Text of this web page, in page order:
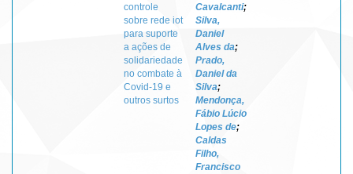
controle
sobre rede iot
para suporte
a ações de
solidariedade
no combate à
Covid-19 e
outros surtos
Cavalcanti;
Silva,
Daniel
Alves da;
Prado,
Daniel da
Silva;
Mendonça,
Fábio Lúcio
Lopes de;
Caldas
Filho,
Francisco